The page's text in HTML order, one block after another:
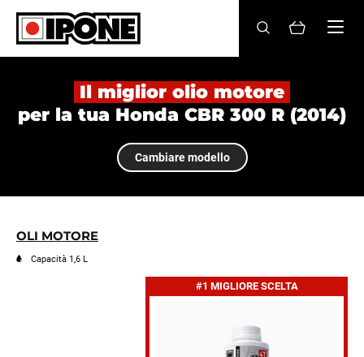
Ipone
OLI MOTORE
CURA
MANUTENZIONE
LIFESTYLE
LA MARCA
Il miglior olio motore
per la tua Honda CBR 300 R (2014)
Cambiare modello
OLI MOTORE
Capacità 1,6 L
#1 MIGLIORE SCELTA